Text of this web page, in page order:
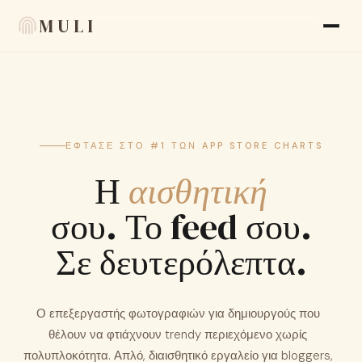
MULI
Σχετικά
Language 🇬🇷 EL
Εμφάνιση
ΈΦΤΑΣΕ ΣΤΟ #1 ΤΩΝ APP STORE CHARTS
Ηαισθητική
σου. Το feed σου.
Σε δευτερόλεπτα.
Ο επεξεργαστής φωτογραφιών για δημιουργούς που
θέλουν να φτιάχνουν trendy περιεχόμενο χωρίς
πολυπλοκότητα. Απλό, διαισθητικό εργαλείο για bloggers,